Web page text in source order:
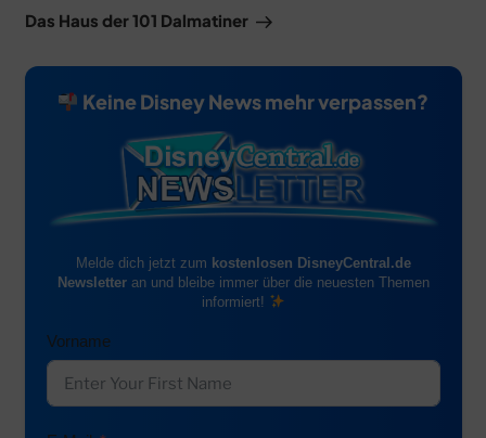
Beitrag
Das Haus der 101 Dalmatiner
Keine Disney News mehr verpassen?
Melde dich jetzt zum kostenlosen DisneyCentral.de
Newsletteran und bleibe immer über die neuesten Themen
informiert!
Vorname